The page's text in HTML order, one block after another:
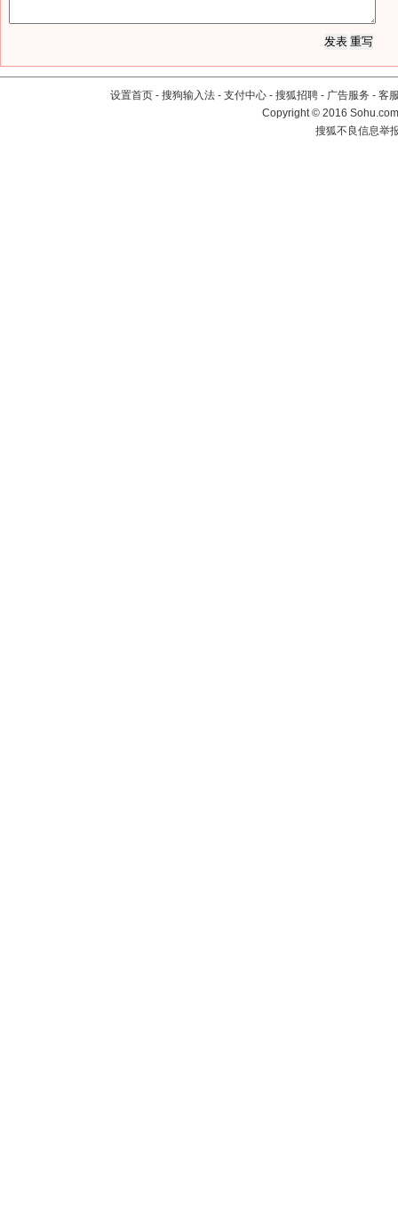
设置首页 - 搜狗输入法 - 支付中心 - 搜狐招聘 - 广告服务 - 客
Copyright©2016
搜狐不良信息举